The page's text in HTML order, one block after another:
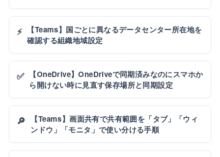
⚡
【Teams】国ごとに異なるデータセンター所在地を
確認する組織地域設定
✅
【OneDrive】OneDriveで同期済みなのにスマホか
ら開けない時に見直す保存場所と同期設定
🔎
【Teams】画面共有で共有範囲を「タブ」「ウィ
ンドウ」「モニタ」で使い分ける手順